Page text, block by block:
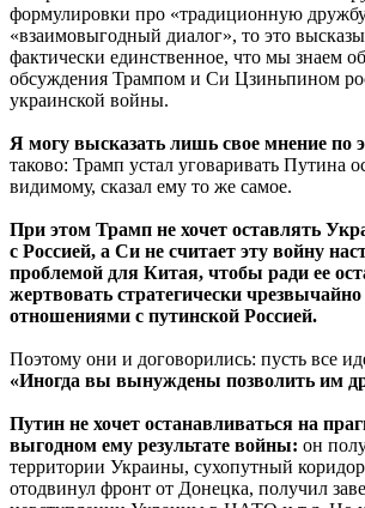
формулировки про «традиционную
«взаимовыгодный диалог», то это
фактически единственное, что мы знаем
обсуждения Трампом и Си Цзиньпином
украинской войны.
Я могу высказать лишь свое мнение по
таково: Трамп устал уговаривать Путина
видимому, сказал ему то же самое.
При этом Трамп не хочет оставлять
с Россией, а Си не считает эту войну
проблемой для Китая, чтобы ради ее
жертвовать стратегически
отношениями с путинской Россией.
Поэтому они и договорились: пусть все
«Иногда вы вынуждены позволить им
Путин не хочет останавливаться на
выгодном ему результате войны: он
территории Украины, сухопутный
отодвинул фронт от Донецка, получил